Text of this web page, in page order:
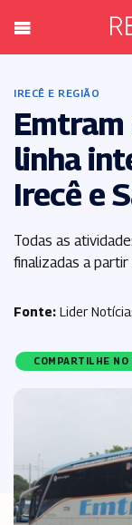
IRECÊ E REGIÃO
linha
Irecê e
Todas as
finalizadas a
Fonte: Lider
COMPARTILHE NO